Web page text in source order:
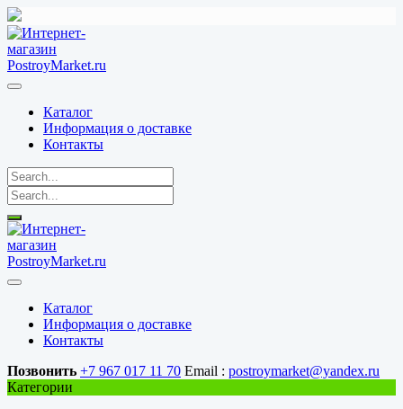
Перейти
к
содержимому
Каталог
Информация о доставке
Контакты
Каталог
Информация о доставке
Контакты
Позвонить +7 967 017 11 70 Email : postroymarket@yandex.ru
Категории